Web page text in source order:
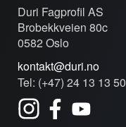
Duri Fagprofil AS
Brobekkveien 80c
0582 Oslo
kontakt@duri.no
Tel: (+47) 24 13 13 50